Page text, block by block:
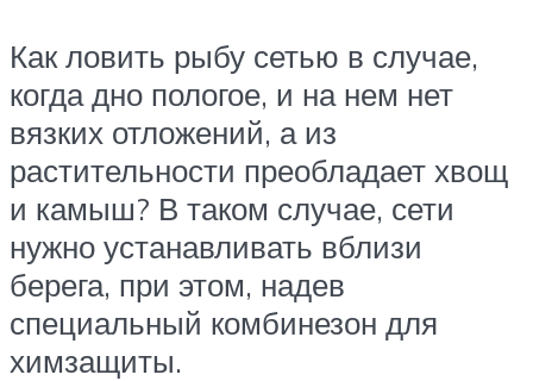
Как ловить рыбу сетью в случае,
когда дно пологое, и на нем нет
вязких отложений, а из
растительности преобладает хвощ
и камыш? В таком случае, сети
нужно устанавливать вблизи
берега, при этом, надев
специальный комбинезон для
химзащиты.